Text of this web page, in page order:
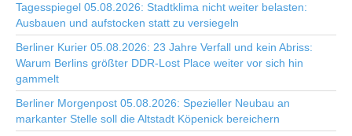
Tagesspiegel 05.08.2026: Stadtklima nicht weiter belasten:
Ausbauen und aufstocken statt zu versiegeln
Berliner Kurier 05.08.2026: 23 Jahre Verfall und kein Abriss:
Warum Berlins größter DDR-Lost Place weiter vor sich hin
gammelt
Berliner Morgenpost 05.08.2026: Spezieller Neubau an
markanter Stelle soll die Altstadt Köpenick bereichern